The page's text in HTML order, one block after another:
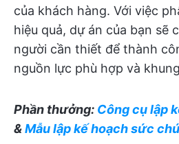
của khách hàng. Với việc
hiệu quả, dự án của bạn sẽ
người cần thiết để thành
nguồn lực phù hợp và
Phần thưởng: Công cụ lập
&Mẫu lập kế hoạch sức